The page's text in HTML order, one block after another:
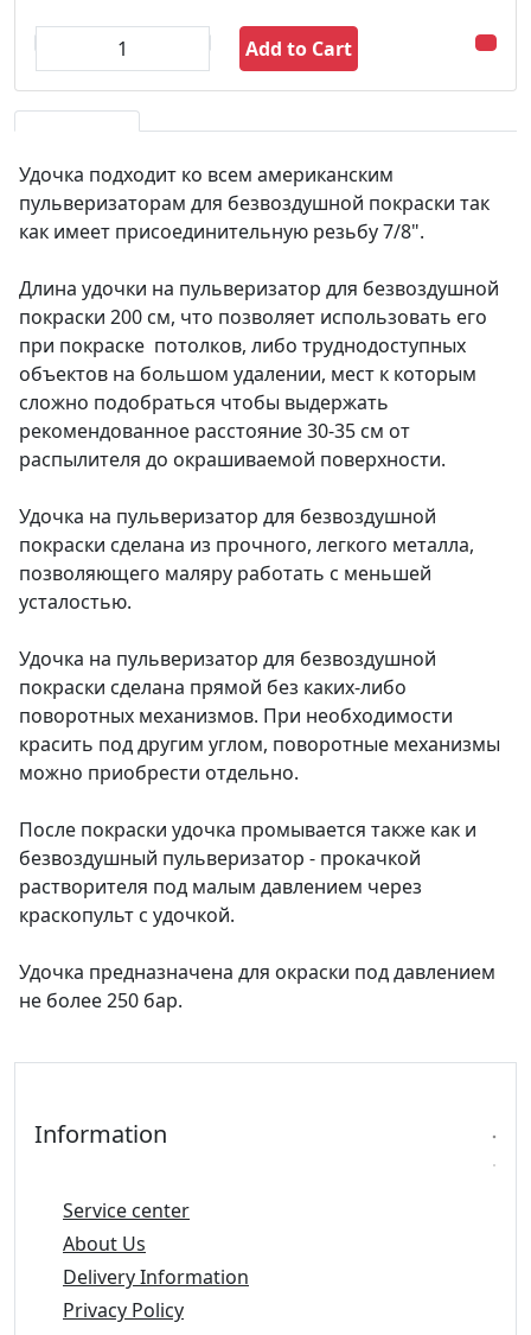
Add to Cart
Удочка подходит ко всем американским
пульверизаторам для безвоздушной покраски так
как имеет присоединительную резьбу 7/8".
Длина удочки на пульверизатор для безвоздушной
покраски 200 см, что позволяет использовать его
при покраске потолков, либо труднодоступных
объектов на большом удалении, мест к которым
сложно подобраться чтобы выдержать
рекомендованное расстояние 30-35 см от
распылителя до окрашиваемой поверхности.
Удочка на пульверизатор для безвоздушной
покраски сделана из прочного, легкого металла,
позволяющего маляру работать с меньшей
усталостью.
Удочка на пульверизатор для безвоздушной
покраски сделана прямой без каких-либо
поворотных механизмов. При необходимости
красить под другим углом, поворотные механизмы
можно приобрести отдельно.
После покраски удочка промывается также как и
безвоздушный пульверизатор - прокачкой
растворителя под малым давлением через
краскопульт с удочкой.
Удочка предназначена для окраски под давлением
не более 250 бар.
Information
Service center
About Us
Delivery Information
Privacy Policy